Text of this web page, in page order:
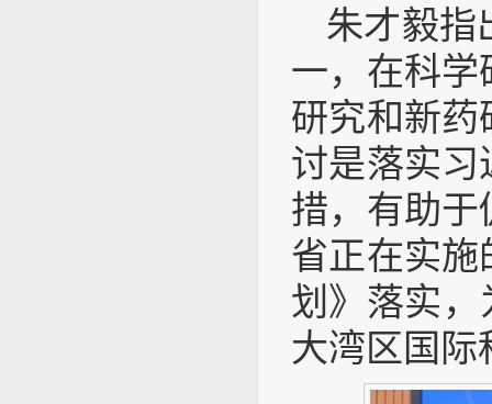
朱才毅指
一，在科学
研究和新药
讨是落实习
措，有助于
省正在实施
划》落实，
大湾区国际